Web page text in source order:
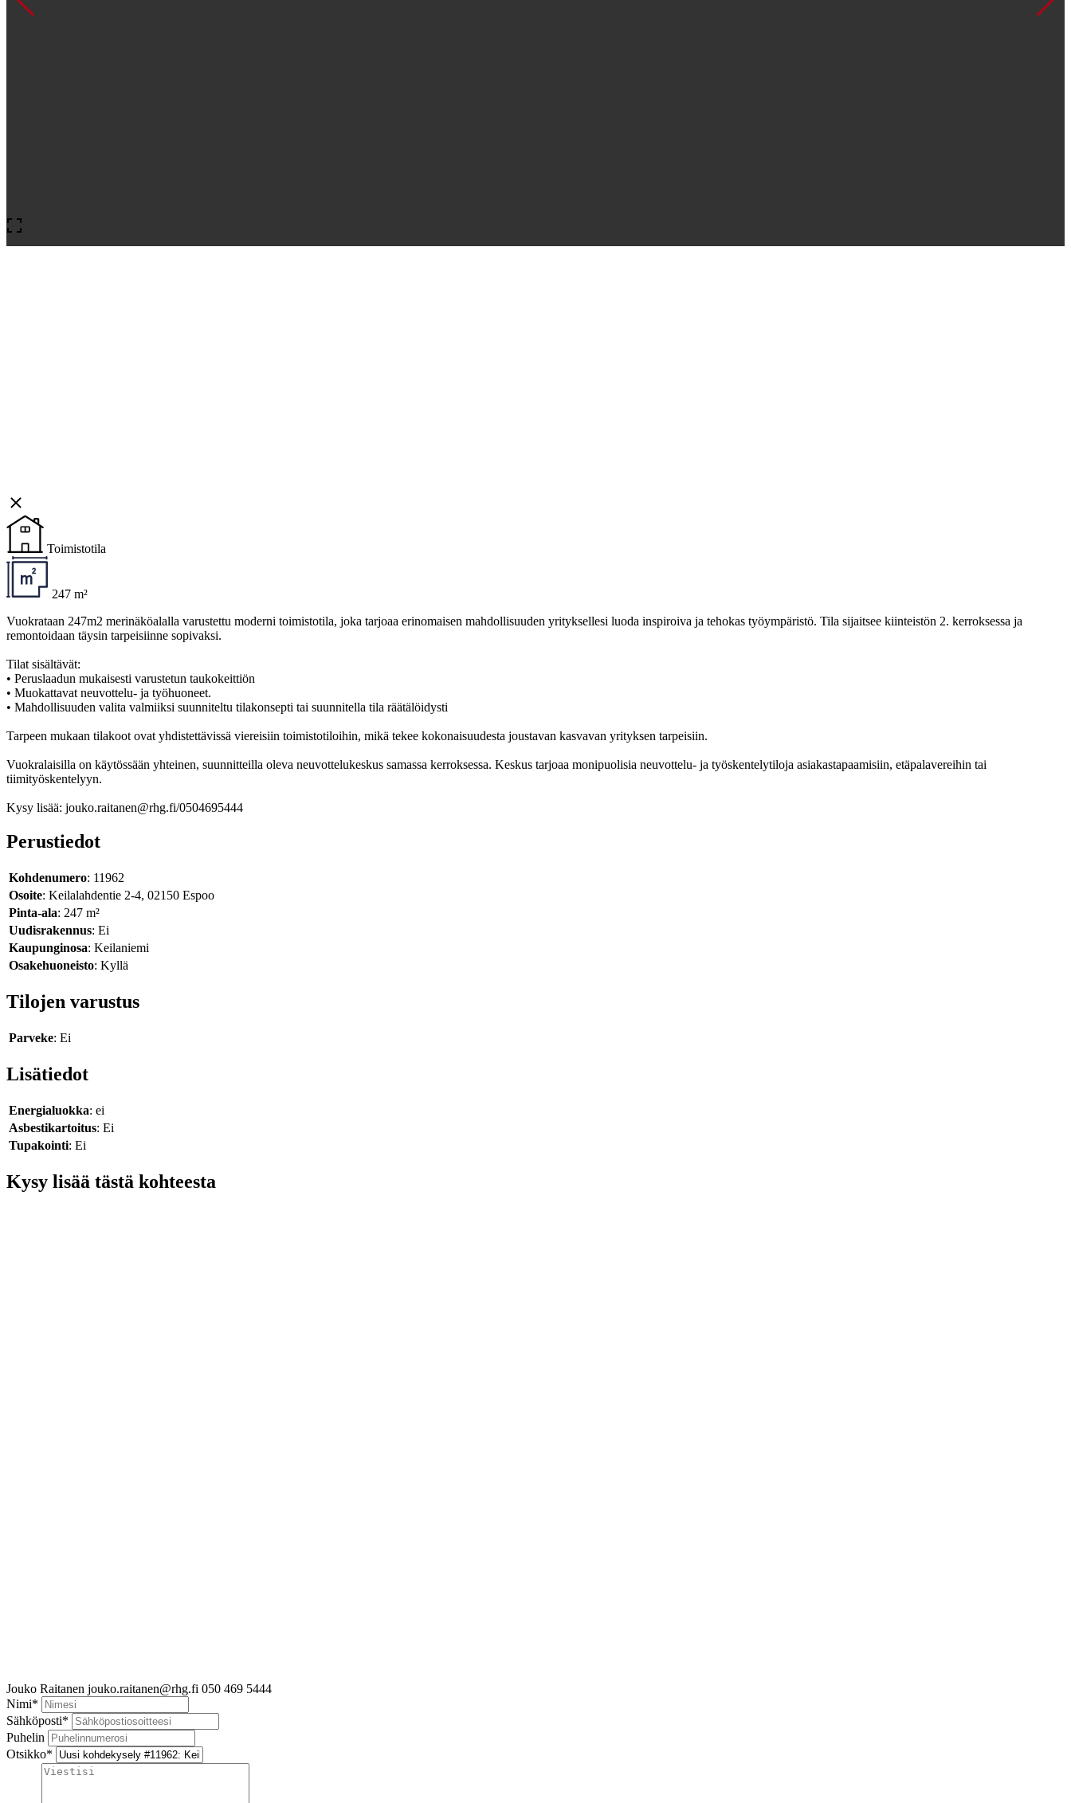
Toimistotila
247 m²
Vuokrataan 247m2 merinäköalalla varustettu moderni toimistotila, joka tarjoaa erinomaisen mahdollisuuden yrityksellesi luoda inspiroiva ja tehokas työympäristö. Tila sijaitsee kiinteistön 2. kerroksessa ja
remontoidaan täysin tarpeisiinne sopivaksi.
Tilat sisältävät:
• Peruslaadun mukaisesti varustetun taukokeittiön
• Muokattavat neuvottelu- ja työhuoneet.
• Mahdollisuuden valita valmiiksi suunniteltu tilakonsepti tai suunnitella tila räätälöidysti
Tarpeen mukaan tilakoot ovat yhdistettävissä viereisiin toimistotiloihin, mikä tekee kokonaisuudesta joustavan kasvavan yrityksen tarpeisiin.
Vuokralaisilla on käytössään yhteinen, suunnitteilla oleva neuvottelukeskus samassa kerroksessa. Keskus tarjoaa monipuolisia neuvottelu- ja työskentelytiloja asiakastapaamisiin, etäpalavereihin tai
tiimityöskentelyyn.
Kysy lisää: jouko.raitanen@rhg.fi/0504695444
Perustiedot
Kohdenumero: 11962
Osoite: Keilalahdentie 2-4, 02150 Espoo
Pinta-ala: 247 m²
Uudisrakennus: Ei
Kaupunginosa: Keilaniemi
Osakehuoneisto: Kyllä
Tilojen varustus
Parveke: Ei
Lisätiedot
Energialuokka: ei
Asbestikartoitus: Ei
Tupakointi: Ei
Kysy lisää tästä kohteesta
Jouko Raitanen jouko.raitanen@rhg.fi 050 469 5444
Nimi*
Sähköposti*
Puhelin
Otsikko*